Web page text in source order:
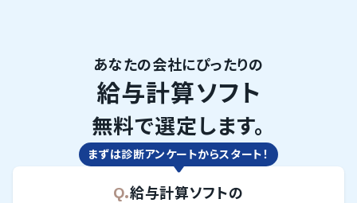
あなたの会社にぴったりの
給与計算ソフト
無料で選定します。
まずは診断アンケートからスタート！
Q.給与計算ソフトの